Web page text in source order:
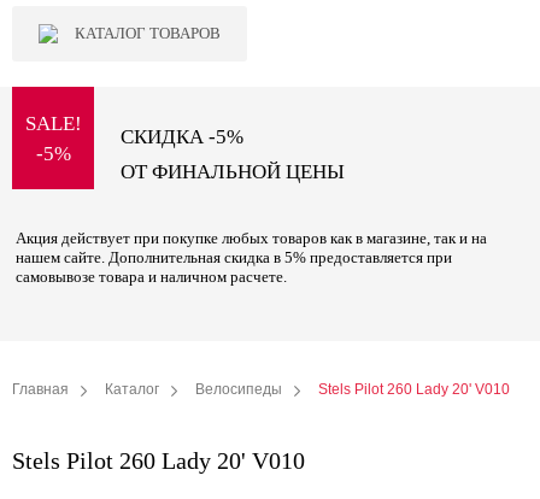
КАТАЛОГ ТОВАРОВ
SALE!
-5%
СКИДКА -5%
ОТ ФИНАЛЬНОЙ ЦЕНЫ
Акция действует при покупке любых товаров как в магазине, так и на
нашем сайте. Дополнительная скидка в 5% предоставляется при
самовывозе товара и наличном расчете.
Главная Каталог Велосипеды Stels Pilot 260 Lady 20' V010
Stels Pilot 260 Lady 20' V010